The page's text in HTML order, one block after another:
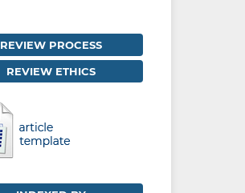
REVIEW PROCESS
REVIEW ETHICS